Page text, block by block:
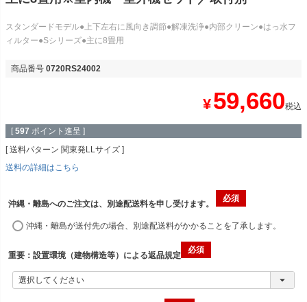
スタンダードモデル●上下左右に風向き調節●解凍洗浄●内部クリーン●はっ水フ
ィルター●Sシリーズ●主に8畳用
商品番号 0720RS24002
¥59,660税込
[ 597 ポイント進呈 ]
送料パターン 関東発LLサイズ
送料の詳細はこちら
沖縄・離島へのご注文は、別途配送料を申し受けます。
沖縄・離島が送付先の場合、別途配送料がかかることを了承します。
重要：設置環境（建物構造等）による返品規定